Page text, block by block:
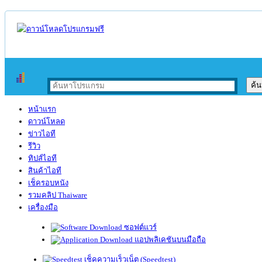
หน้าแรก
ดาวน์โหลด
ข่าวไอที
รีวิว
ทิปส์ไอที
สินค้าไอที
เช็ครอบหนัง
รวมคลิป Thaiware
เครื่องมือ
ซอฟต์แวร์
แอปพลิเคชันบนมือถือ
เช็คความเร็วเน็ต (Speedtest)